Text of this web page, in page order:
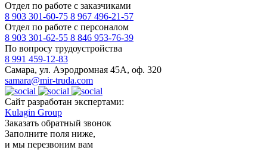
Отдел по работе с заказчиками
8 903 301-60-75 8 967 496-21-57
Отдел по работе с персоналом
8 903 301-62-55 8 846 953-76-39
По вопросу трудоустройства
8 991 459-12-83
Самара, ул. Аэродромная 45А, оф. 320
samara@mir-truda.com
Сайт разработан экспертами:
Kulagin Group
Заказать обратный звонок
Заполните поля ниже,
и мы перезвоним вам